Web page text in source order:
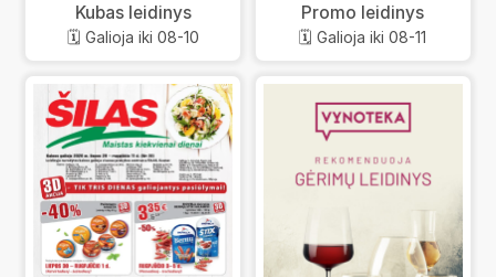
Kubas leidinys
🗓️ Galioja iki 08-10
Promo leidinys
🗓️ Galioja iki 08-11